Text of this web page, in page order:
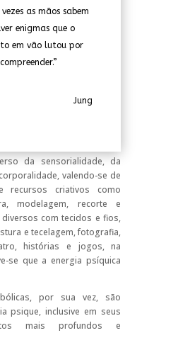
as mãos sabem
enigmas que o
em vão lutou por
compreender.”
Jung
da sensorialidade, da
valendo-se de
recursos criativos como
modelagem, recorte e
com tecidos e fios,
e tecelagem, fotografia,
histórias e jogos, na
se que a energia psíquica
por sua vez, são
psique, inclusive em seus
mais profundos e